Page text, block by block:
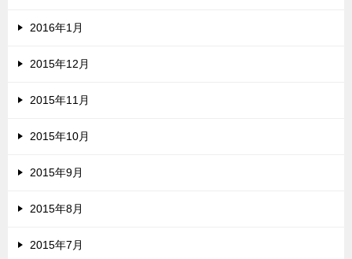
2016年1月
2015年12月
2015年11月
2015年10月
2015年9月
2015年8月
2015年7月